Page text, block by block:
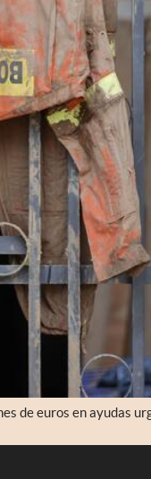
de euros en ayudas